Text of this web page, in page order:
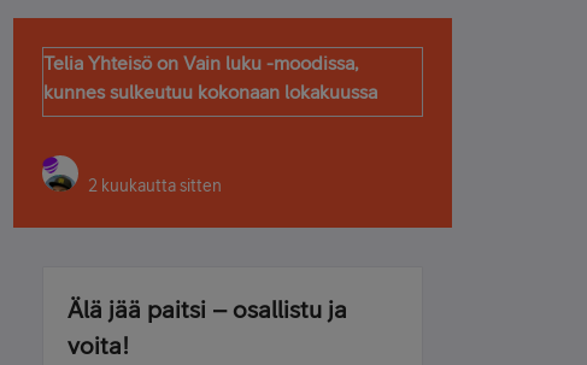
Telia Yhteisö on Vain luku -moodissa,
kunnes sulkeutuu kokonaan lokakuussa
2 kuukautta sitten
Älä jää paitsi – osallistu ja
voita!